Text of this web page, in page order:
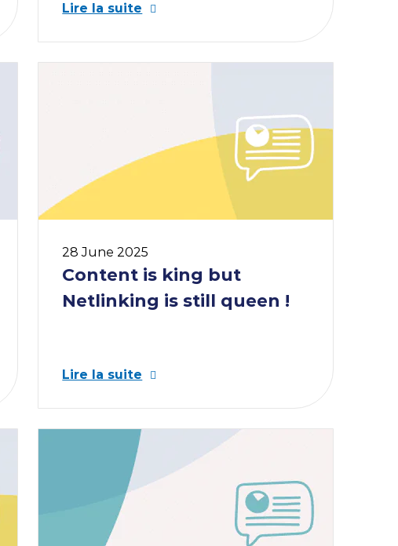
Découvrir le Business Case
Lire la suite
28 June 2025
Content is king but
Netlinking is still queen !
Lire la suite